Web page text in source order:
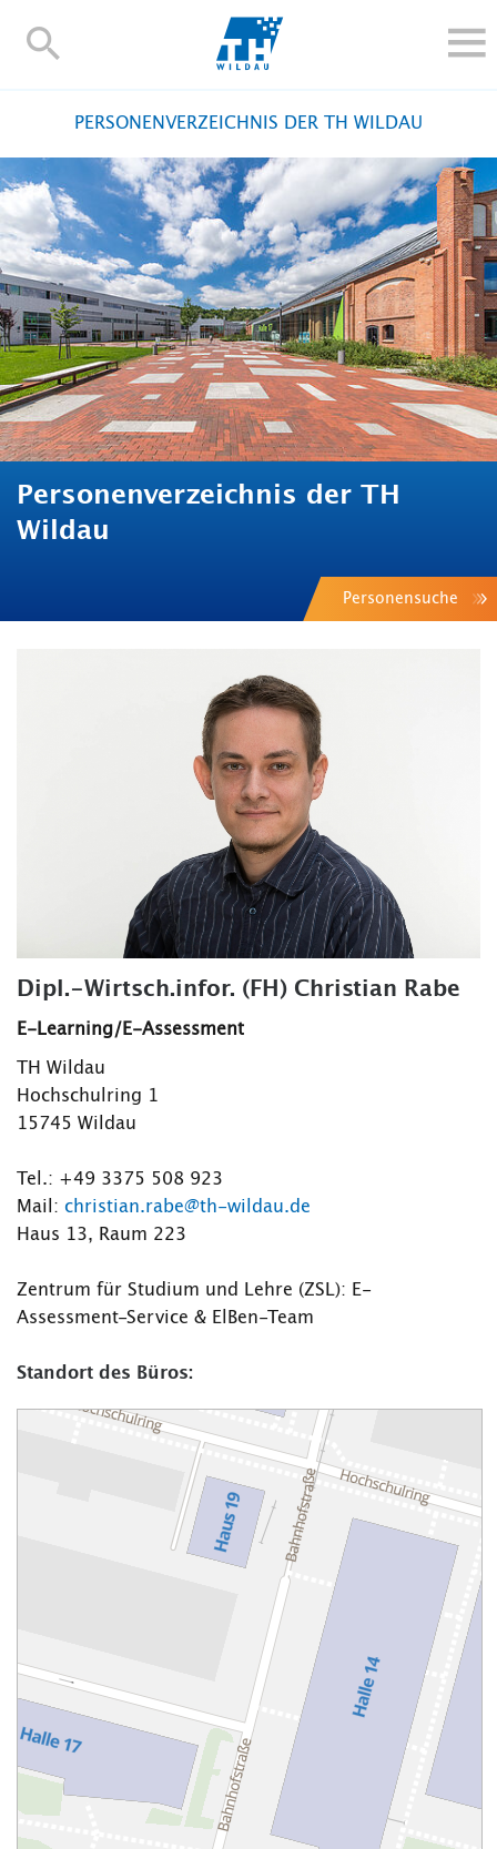
TH-
FORSCHUNG UND TRANSFER
ALUMNI
HOCHSCHULE
INTERNATIONAL
BESCHÄFTIGTE
Blogs Kontakt und Anfahrt Webmail Moodle
TH Online-Portal Personensuche English
PERSONENVERZEICHNIS DER TH WILDAU
Personenverzeichnis der TH
Wildau
Personensuche
Dipl.-Wirtsch.infor. (FH) Christian Rabe
E-Learning/E-Assessment
TH Wildau
Hochschulring 1
15745 Wildau
Tel.: +49 3375 508 923
Mail: christian.rabe@th-wildau.de
Haus 13, Raum 223
Zentrum für Studium und Lehre (ZSL): E-
Assessment-Service & ElBen-Team
Standort des Büros: